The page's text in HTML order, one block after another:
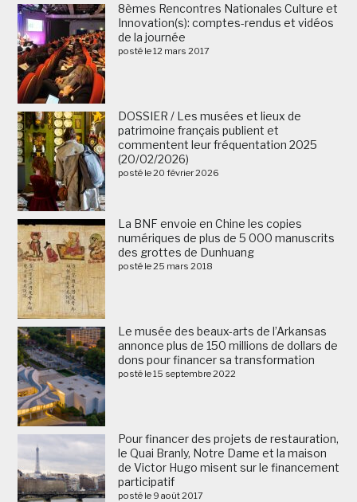
8èmes Rencontres Nationales Culture et
Innovation(s): comptes-rendus et vidéos
de la journée
posté le 12 mars 2017
DOSSIER / Les musées et lieux de
patrimoine français publient et
commentent leur fréquentation 2025
(20/02/2026)
posté le 20 février 2026
La BNF envoie en Chine les copies
numériques de plus de 5 000 manuscrits
des grottes de Dunhuang
posté le 25 mars 2018
Le musée des beaux-arts de l’Arkansas
annonce plus de 150 millions de dollars de
dons pour financer sa transformation
posté le 15 septembre 2022
Pour financer des projets de restauration,
le Quai Branly, Notre Dame et la maison
de Victor Hugo misent sur le financement
participatif
posté le 9 août 2017